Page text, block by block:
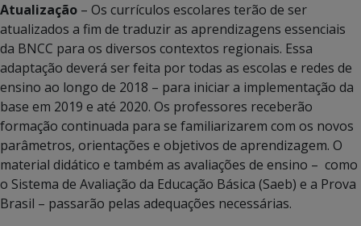
Atualização – Os currículos escolares terão de ser
atualizados a fim de traduzir as aprendizagens essenciais
da BNCC para os diversos contextos regionais. Essa
adaptação deverá ser feita por todas as escolas e redes de
ensino ao longo de 2018 – para iniciar a implementação da
base em 2019 e até 2020. Os professores receberão
formação continuada para se familiarizarem com os novos
parâmetros, orientações e objetivos de aprendizagem. O
material didático e também as avaliações de ensino – como
o Sistema de Avaliação da Educação Básica (Saeb) e a Prova
Brasil – passarão pelas adequações necessárias.